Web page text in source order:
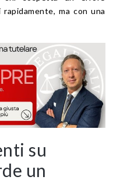
ma con una
su
un